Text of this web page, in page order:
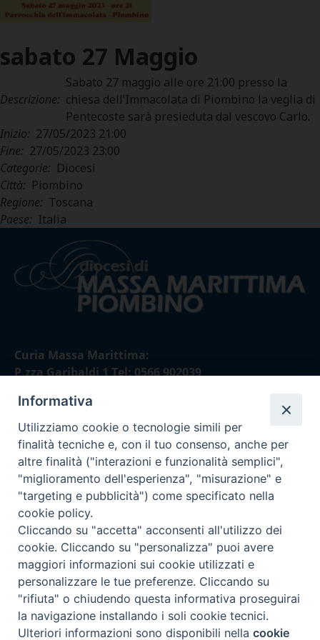
sabato 27 Maggio
Descrizione:
Sabato 27 maggio alle ore 21:00 presso la
chiesa dell’Immacolata di Piombino la veglia di
Pentecoste sarà presieduta dal vescovo Carlo.
Inizio: 27/05/2023 21:00
Fine: 27/05/2023 23:00
Categorie: Diocesi
Città: Piombino
Regione: Toscana
Paese: Italia
Curia Massa Marittima:
P.zza Garibaldi 1 Tel: 0566 902039
Curia Piombino:
Via Don Minzoni,58/A Tel e Fax: 0565 32036
E-mail:
curia@diocesimassamarittima.it
Privacy policy - trasparenza
© 2024 Diocesi di Massa Marittima - Piombino
Preferenze Cookie
Informativa
Utilizziamo cookie o tecnologie simili per
finalità tecniche e, con il tuo consenso, anche per
altre finalità ("interazioni e funzionalità semplici",
"miglioramento dell'esperienza", "misurazione" e
"targeting e pubblicità") come specificato nella
cookie policy.
Cliccando su "accetta" acconsenti all'utilizzo dei
cookie. Cliccando su "personalizza" puoi avere
maggiori informazioni sui cookie utilizzati e
personalizzare le tue preferenze. Cliccando su
"rifiuta" o chiudendo questa informativa proseguirai
la navigazione installando i soli cookie tecnici.
Ulteriori informazioni sono disponibili nellacookie